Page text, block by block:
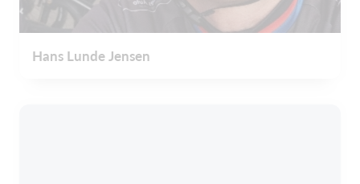
Hans Lunde Jensen